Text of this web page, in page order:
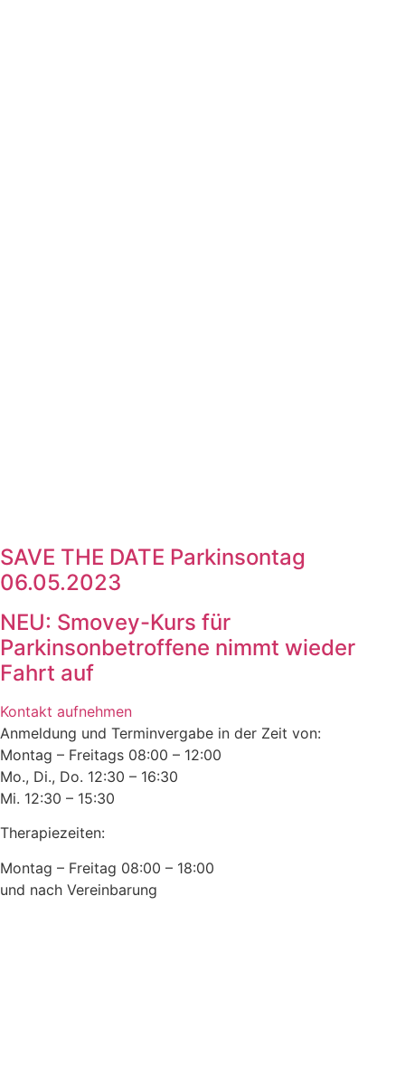
SAVE THE DATE Parkinsontag
06.05.2023
NEU: Smovey-Kurs für
Parkinsonbetroffene nimmt wieder
Fahrt auf
Kontakt aufnehmen
Anmeldung und Terminvergabe in der Zeit von:
Montag – Freitags 08:00 – 12:00
Mo., Di., Do. 12:30 – 16:30
Mi. 12:30 – 15:30
Therapiezeiten:
Montag – Freitag 08:00 – 18:00
und nach Vereinbarung